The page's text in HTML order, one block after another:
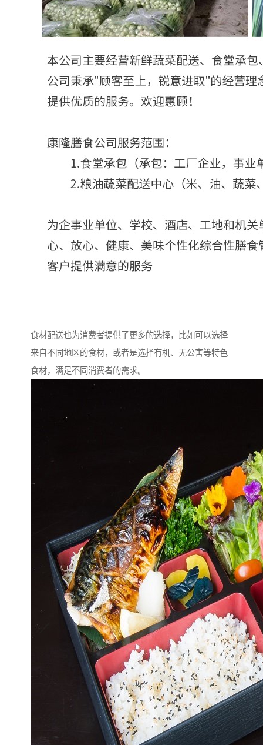
食材配送也为消费者提供了更多的选择，比如可以选择
来自不同地区的食材，或者是选择有机、无公害等特色
食材，满足不同消费者的需求。